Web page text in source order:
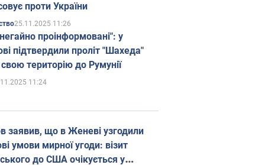
проти України
25.11.2025 11:26
проінформовані": у
підтвердили проліт "Шахеда"
територію до Румунії
11:24
заявив, що в Женеві узгодили
умови мирної угоди: візит
до США очікується у